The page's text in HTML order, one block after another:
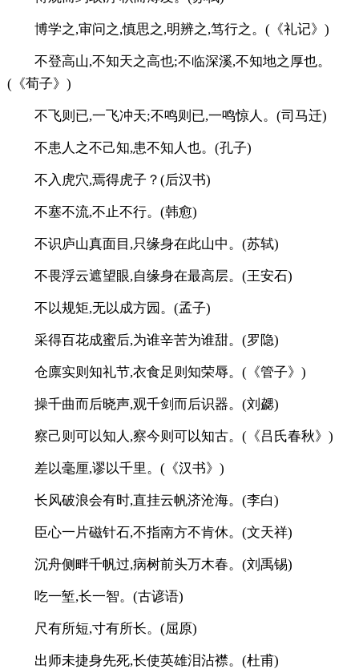
博学之,审问之,慎思之,明辨之,笃行之。(《礼记》)
不登高山,不知天之高也;不临深溪,不知地之厚也。
(《荀子》)
不飞则已,一飞冲天;不鸣则已,一鸣惊人。(司马迁)
不患人之不己知,患不知人也。(孔子)
不入虎穴,焉得虎子？(后汉书)
不塞不流,不止不行。(韩愈)
不识庐山真面目,只缘身在此山中。(苏轼)
不畏浮云遮望眼,自缘身在最高层。(王安石)
不以规矩,无以成方园。(孟子)
采得百花成蜜后,为谁辛苦为谁甜。(罗隐)
仓廪实则知礼节,衣食足则知荣辱。(《管子》)
操千曲而后晓声,观千剑而后识器。(刘勰)
察己则可以知人,察今则可以知古。(《吕氏春秋》)
差以毫厘,谬以千里。(《汉书》)
长风破浪会有时,直挂云帆济沧海。(李白)
臣心一片磁针石,不指南方不肯休。(文天祥)
沉舟侧畔千帆过,病树前头万木春。(刘禹锡)
吃一堑,长一智。(古谚语)
尺有所短,寸有所长。(屈原)
出师未捷身先死,长使英雄泪沾襟。(杜甫)